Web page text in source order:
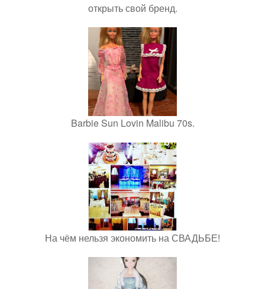
открыть свой бренд.
Barbie Sun Lovin Malibu 70s.
На чём нельзя экономить на СВАДЬБЕ!